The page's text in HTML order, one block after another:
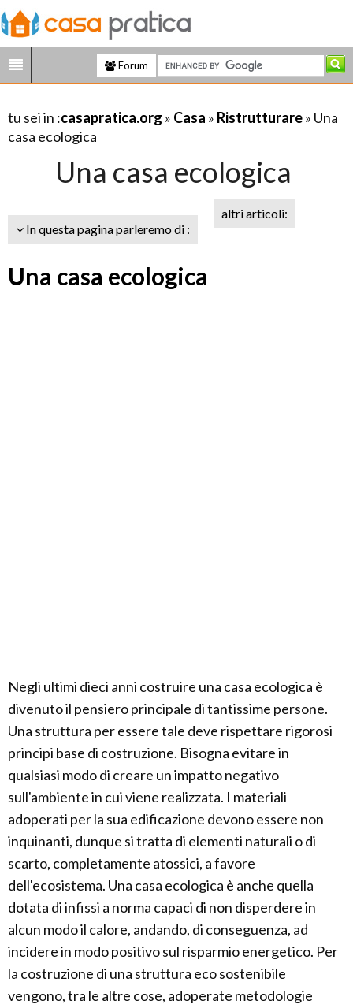
Forum
tu sei in :casapratica.org » Casa » Ristrutturare» Una
casa ecologica
Una casa ecologica
In questa pagina parleremo di :
altri articoli:
Una casa ecologica
Negli ultimi dieci anni costruire una casa ecologica è
divenuto il pensiero principale di tantissime persone.
Una struttura per essere tale deve rispettare rigorosi
principi base di costruzione. Bisogna evitare in
qualsiasi modo di creare un impatto negativo
sull'ambiente in cui viene realizzata. I materiali
adoperati per la sua edificazione devono essere non
inquinanti, dunque si tratta di elementi naturali o di
scarto, completamente atossici, a favore
dell'ecosistema. Una casa ecologica è anche quella
dotata di infissi a norma capaci di non disperdere in
alcun modo il calore, andando, di conseguenza, ad
incidere in modo positivo sul risparmio energetico. Per
la costruzione di una struttura eco sostenibile
vengono, tra le altre cose, adoperate metodologie